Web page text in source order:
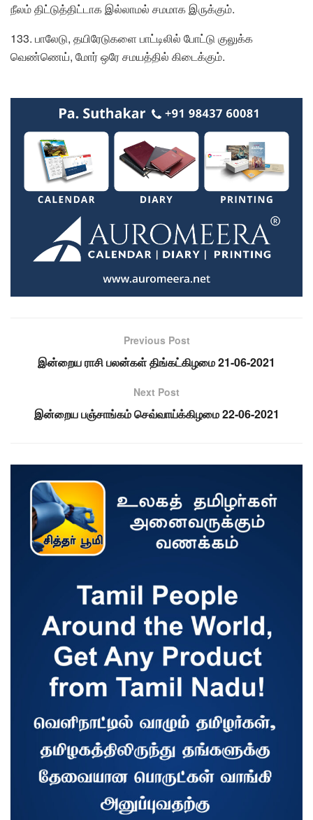
நீலம் திட்டுத்திட்டாக இல்லாமல் சமமாக இருக்கும்.
133. பாலேடு, தயிரேடுகளை பாட்டிலில் போட்டு குலுக்க
வெண்ணெய், மோர் ஒரே சமயத்தில் கிடைக்கும்.
Previous Post
இன்றைய ராசி பலன்கள் திங்கட்கிழமை 21-06-2021
Next Post
இன்றைய பஞ்சாங்கம் செவ்வாய்க்கிழமை 22-06-2021